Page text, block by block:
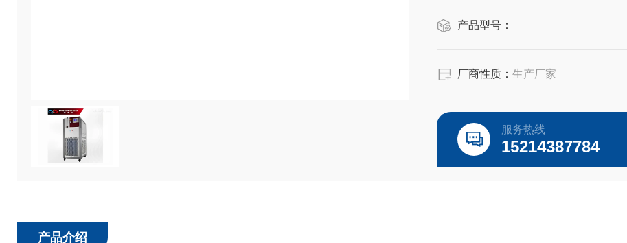
产品型号：
厂商性质： 生产厂家
服务热线
15214387784
产品介绍